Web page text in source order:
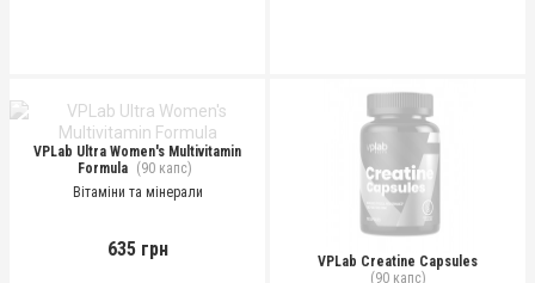
VPLab Ultra Women's Multivitamin
Formula (90 капс)
Вітаміни та мінерали
635 грн
VPLab Creatine Capsules
(90 капс)